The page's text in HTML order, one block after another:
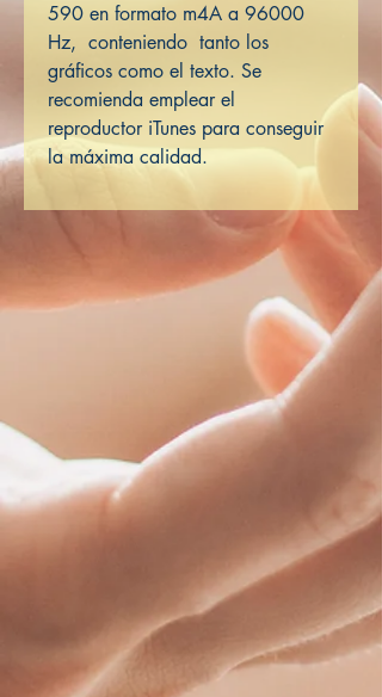
590 en formato m4A a 96000
Hz, conteniendo tanto los
gráficos como el texto. Se
recomienda emplear el
reproductor iTunes para conseguir
la máxima calidad.